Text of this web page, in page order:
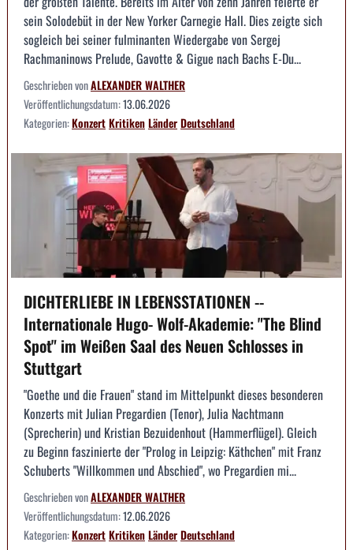
sein Solodebüt in der New Yorker Carnegie Hall. Dies zeigte sich
sogleich bei seiner fulminanten Wiedergabe von Sergej
Rachmaninows Prelude, Gavotte & Gigue nach Bachs E-Du...
Geschrieben vonALEXANDER WALTHER
Veröffentlichungsdatum:13.06.2026
Kategorien:KonzertKritikenLänderDeutschland
DICHTERLIEBE IN LEBENSSTATIONEN --
Internationale Hugo- Wolf-Akademie: "The Blind
Spot" im Weißen Saal des Neuen Schlosses in
Stuttgart
"Goethe und die Frauen" stand im Mittelpunkt dieses besonderen
Konzerts mit Julian Pregardien (Tenor), Julia Nachtmann
(Sprecherin) und Kristian Bezuidenhout (Hammerflügel). Gleich
zu Beginn faszinierte der "Prolog in Leipzig: Käthchen" mit Franz
Schuberts "Willkommen und Abschied", wo Pregardien mi...
Geschrieben vonALEXANDER WALTHER
Veröffentlichungsdatum:12.06.2026
Kategorien:KonzertKritikenLänderDeutschland